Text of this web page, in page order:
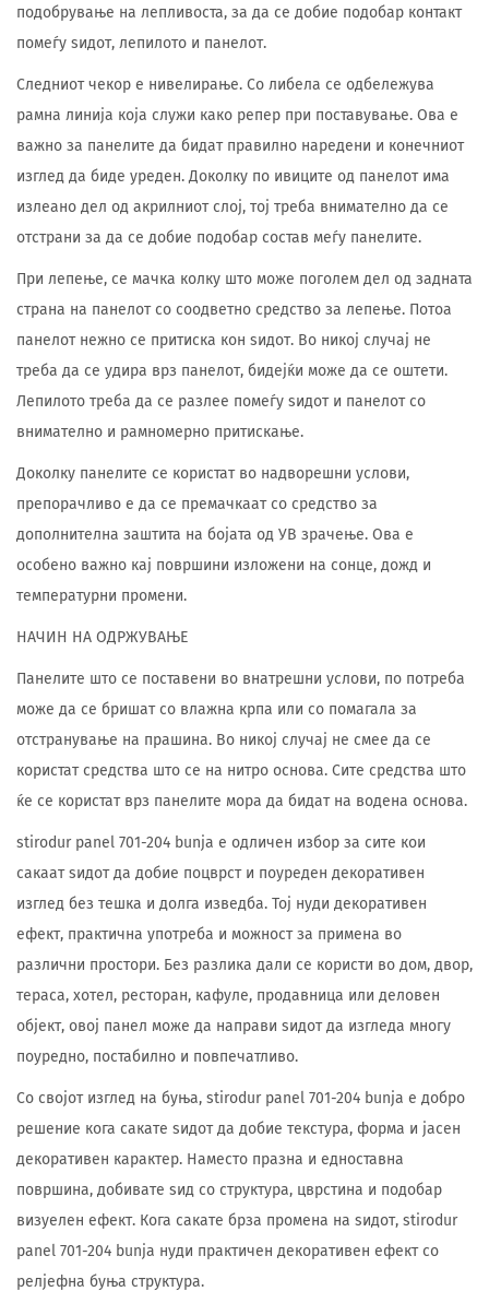
подобрување на лепливоста, за да се добие подобар контакт
помеѓу ѕидот, лепилото и панелот.
Следниот чекор е нивелирање. Со либела се одбележува
рамна линија која служи како репер при поставување. Ова е
важно за панелите да бидат правилно наредени и конечниот
изглед да биде уреден. Доколку по ивиците од панелот има
излеано дел од акрилниот слој, тој треба внимателно да се
отстрани за да се добие подобар состав меѓу панелите.
При лепење, се мачка колку што може поголем дел од задната
страна на панелот со соодветно средство за лепење. Потоа
панелот нежно се притиска кон ѕидот. Во никој случај не
треба да се удира врз панелот, бидејќи може да се оштети.
Лепилото треба да се разлее помеѓу ѕидот и панелот со
внимателно и рамномерно притискање.
Доколку панелите се користат во надворешни услови,
препорачливо е да се премачкаат со средство за
дополнителна заштита на бојата од УВ зрачење. Ова е
особено важно кај површини изложени на сонце, дожд и
температурни промени.
НАЧИН НА ОДРЖУВАЊЕ
Панелите што се поставени во внатрешни услови, по потреба
може да се бришат со влажна крпа или со помагала за
отстранување на прашина. Во никој случај не смее да се
користат средства што се на нитро основа. Сите средства што
ќе се користат врз панелите мора да бидат на водена основа.
stirodur panel 701-204 bunja е одличен избор за сите кои
сакаат ѕидот да добие поцврст и поуреден декоративен
изглед без тешка и долга изведба. Тој нуди декоративен
ефект, практична употреба и можност за примена во
различни простори. Без разлика дали се користи во дом, двор,
тераса, хотел, ресторан, кафуле, продавница или деловен
објект, овој панел може да направи ѕидот да изгледа многу
поуредно, постабилно и повпечатливо.
Со својот изглед на буња, stirodur panel 701-204 bunja е добро
решение кога сакате ѕидот да добие текстура, форма и јасен
декоративен карактер. Наместо празна и едноставна
површина, добивате ѕид со структура, цврстина и подобар
визуелен ефект. Кога сакате брза промена на ѕидот, stirodur
panel 701-204 bunja нуди практичен декоративен ефект со
релјефна буња структура.